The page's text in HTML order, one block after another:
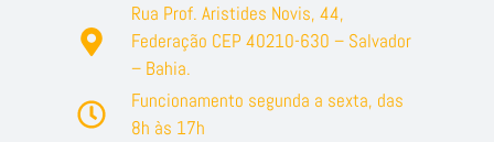
Rua Prof. Aristides Novis, 44,
Federação CEP 40210-630 – Salvador
– Bahia.
Funcionamento segunda a sexta, das
8h às 17h